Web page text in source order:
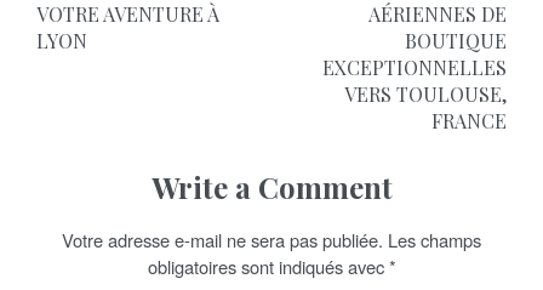
i
VOTRE AVENTURE À
LYON
AÉRIENNES DE
BOUTIQUE
EXCEPTIONNELLES
VERS TOULOUSE,
FRANCE
Write a Comment
Votre adresse e-mail ne sera pas publiée. Les champs
obligatoires sont indiqués avec*